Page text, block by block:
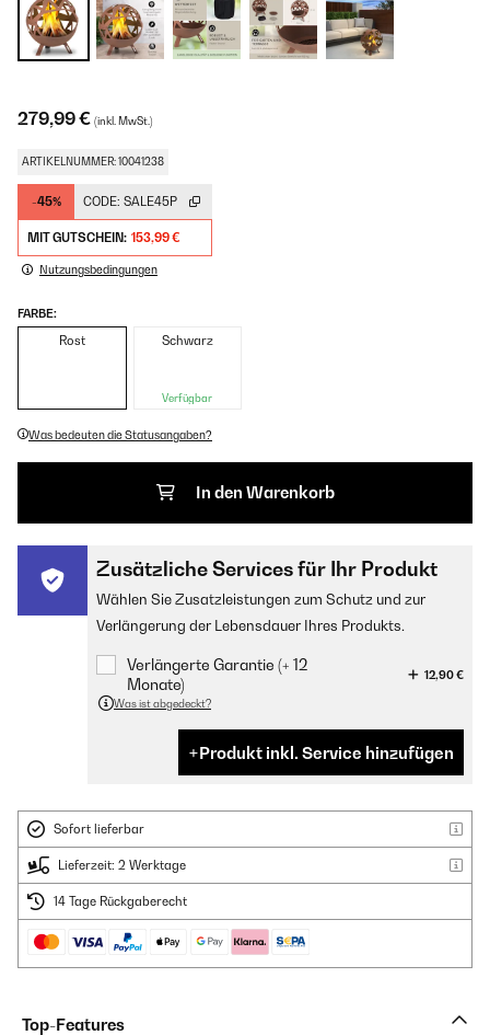
279,99 € (inkl. MwSt.)
ARTIKELNUMMER: 10041238
-45% CODE: SALE45P
MIT GUTSCHEIN: 153,99 €
Nutzungsbedingungen
FARBE:
Rost Schwarz
Verfügbar
Was bedeuten die Statusangaben?
In den Warenkorb
Zusätzliche Services für Ihr Produkt
Wählen Sie Zusatzleistungen zum Schutz und zur
Verlängerung der Lebensdauer Ihres Produkts.
Verlängerte Garantie (+ 12
Monate)
12,90 €
Was ist abgedeckt?
Produkt inkl. Service hinzufügen
Sofort lieferbar
Lieferzeit: 2 Werktage
14 Tage Rückgaberecht
Top-Features